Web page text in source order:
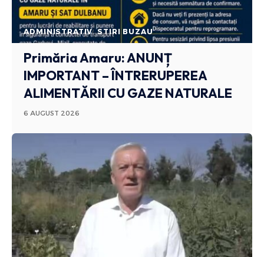
ADMINISTRATIV STIRI BUZAU
Primăria Amaru: ANUNȚ
IMPORTANT – ÎNTRERUPEREA
ALIMENTĂRII CU GAZE NATURALE
6 AUGUST 2026